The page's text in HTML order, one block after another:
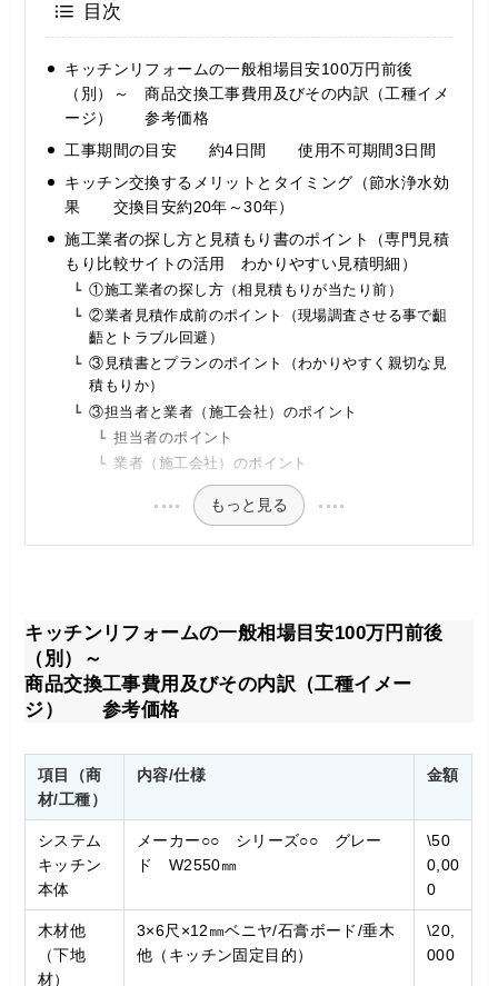
目次
キッチンリフォームの一般相場目安100万円前後
（別）～ 商品交換工事費用及びその内訳（工種イメ
ージ） 参考価格
工事期間の目安 約4日間 使用不可期間3日間
キッチン交換するメリットとタイミング（節水浄水効
果 交換目安約20年～30年）
施工業者の探し方と見積もり書のポイント（専門見積
もり比較サイトの活用 わかりやすい見積明細）
①施工業者の探し方（相見積もりが当たり前）
②業者見積作成前のポイント（現場調査させる事で齟
齬とトラブル回避）
③見積書とプランのポイント（わかりやすく親切な見
積もりか）
③担当者と業者（施工会社）のポイント
担当者のポイント
業者（施工会社）のポイント
もっと見る
キッチンリフォームの一般相場目安100万円前後
（別）～
商品交換工事費用及びその内訳（工種イメー
ジ） 参考価格
項目（商
材/工種）
内容/仕様 金額
システム
キッチン
本体
メーカー○○ シリーズ○○ グレー
ド W2550㎜
\50
0,00
0
木材他
（下地
材）
3×6尺×12㎜ベニヤ/石膏ボード/垂木
他（キッチン固定目的）
\20,
000